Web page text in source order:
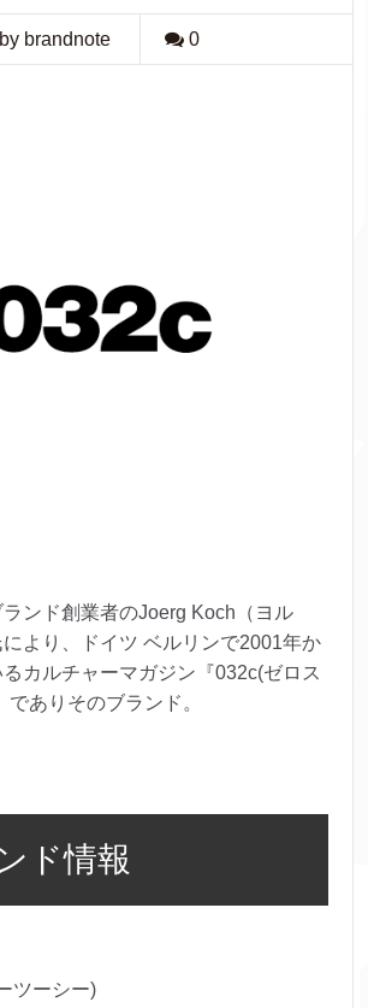
by brandnote 0
ンド創業者のJoerg Koch（ヨル
より、ドイツ ベルリンで2001年か
カルチャーマガジン『032c(ゼロス
でありそのブランド。
ド情報
ツーシー)